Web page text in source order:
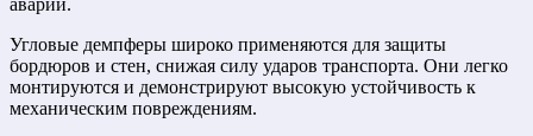
Угловые демпферы широко применяются для защиты
бордюров и стен, снижая силу ударов транспорта. Они легко
монтируются и демонстрируют высокую устойчивость к
механическим повреждениям.